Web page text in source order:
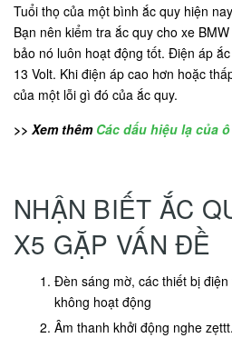
Tuổi thọ của một bình ắc quy hiện
Bạn nên kiểm tra ắc quy cho xe
bảo nó luôn hoạt động tốt. Điện áp
13 Volt. Khi điện áp cao hơn hoặc
của một lỗi gì đó của ắc quy.
>> Xem thêm Các dấu hiệu lạ của
NHẬN BIẾT ẮC
X5 GẶP VẤN ĐỀ
Đèn sáng mờ, các thiết bị
không hoạt động
Âm thanh khởi động nghe